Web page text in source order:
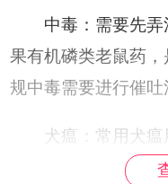
中毒：需要先弄
果有机磷类老鼠药
规中毒需要进行催吐
犬瘟：常用犬瘟
免疫球蛋白，出现